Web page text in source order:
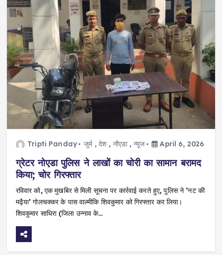
Tripti Panday जुर्म, देश , नौएडा, न्यूज April 6, 2026
ग्रेटर नोएडा पुलिस ने लाखों का चोरी का सामान बरामद
किया; चोर गिरफ्तार
रविवार को, एक मुखबिर से मिली सूचना पर कार्रवाई करते हुए, पुलिस ने ‘नट की
मढ़ैया’ गोलचक्कर के पास वाल्मीकि शिवकुमार को गिरफ्तार कर लिया।
शिवकुमार साधिरा (जिला उन्नाव के…